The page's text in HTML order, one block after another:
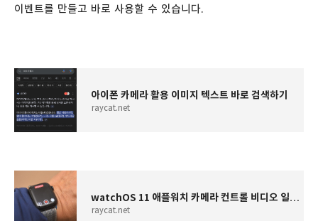
이벤트를 만들고 바로 사용할 수 있습니다.
아이폰 카메라 활용 이미지 텍스트 바로 검색하기
raycat.net
watchOS 11 애플워치 카메라 컨트롤 비디오 일시정지 기능 사용하기
raycat.net